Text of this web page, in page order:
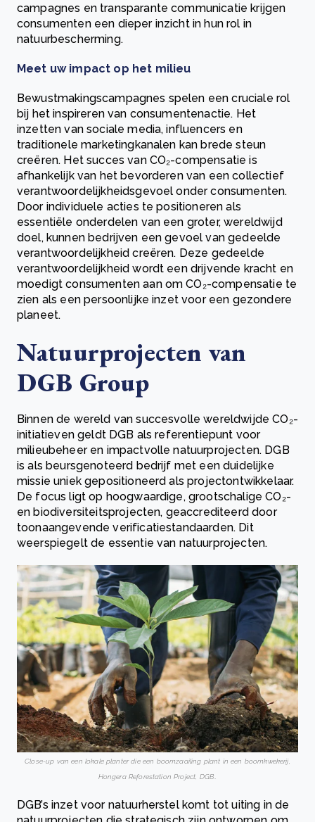
campagnes en transparante communicatie krijgen
consumenten een dieper inzicht in hun rol in
natuurbescherming.
Meet uw impact op het milieu
Bewustmakingscampagnes spelen een cruciale rol
bij het inspireren van consumentenactie. Het
inzetten van sociale media, influencers en
traditionele marketingkanalen kan brede steun
creëren. Het succes van CO₂-compensatie is
afhankelijk van het bevorderen van een collectief
verantwoordelijkheidsgevoel onder consumenten.
Door individuele acties te positioneren als
essentiële onderdelen van een groter, wereldwijd
doel, kunnen bedrijven een gevoel van gedeelde
verantwoordelijkheid creëren. Deze gedeelde
verantwoordelijkheid wordt een drijvende kracht en
moedigt consumenten aan om CO₂-compensatie te
zien als een persoonlijke inzet voor een gezondere
planeet.
Natuurprojecten van
DGB Group
Binnen de wereld van succesvolle wereldwijde CO₂-
initiatieven geldt DGB als referentiepunt voor
milieubeheer en impactvolle natuurprojecten. DGB
is als beursgenoteerd bedrijf met een duidelijke
missie uniek gepositioneerd als projectontwikkelaar.
De focus ligt op hoogwaardige, grootschalige CO₂-
en biodiversiteitsprojecten, geaccrediteerd door
toonaangevende verificatiestandaarden. Dit
weerspiegelt de essentie van natuurprojecten.
Close-up van een lokale planter die een boomzaailing plant in een boomkwekerij,
Hongera Reforestation Project, DGB..
DGB’s inzet voor natuurherstel komt tot uiting in de